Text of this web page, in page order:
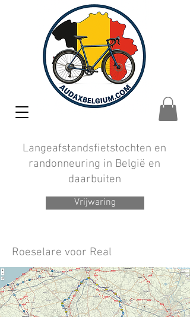
Vrijwaring
Langeafstandsfietstochten en
randonneuring in België en
daarbuiten
Roeselare voor Real